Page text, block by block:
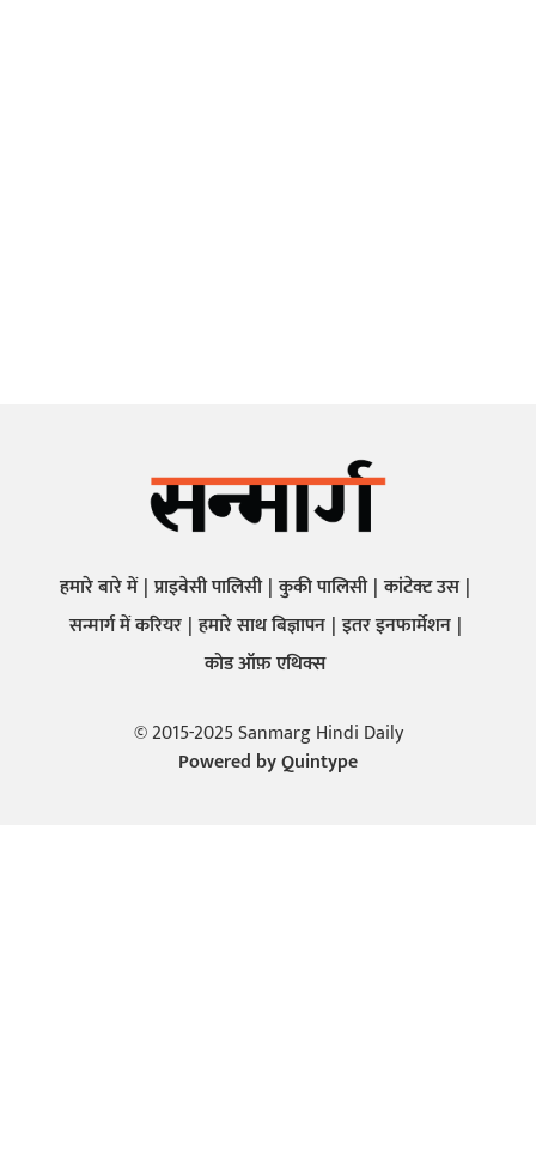
हमारे बारे में प्राइवेसी पालिसी कुकी पालिसी कांटेक्ट उस
सन्मार्ग में करियर हमारे साथ बिज्ञापन इतर इनफार्मेशन
कोड ऑफ़ एथिक्स
© 2015-2025 Sanmarg Hindi Daily
Powered byQuintype